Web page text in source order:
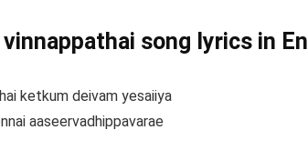
song lyrics in
ketkum deivam yesaiiya
aaseervadhippavarae